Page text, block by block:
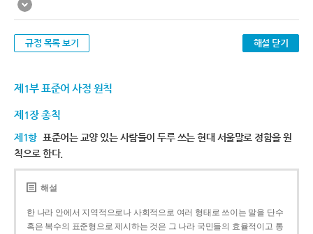
규정 목록 보기 해설 닫기
제1부 표준어 사정 원칙
제1장 총칙
제1항 표준어는 교양 있는 사람들이 두루 쓰는 현대 서울말로 정함을 원
칙으로 한다.
해설
한 나라 안에서 지역적으로나 사회적으로 여러 형태로 쓰이는 말을 단수
혹은 복수의 표준형으로 제시하는 것은 그 나라 국민들의 효율적이고 통